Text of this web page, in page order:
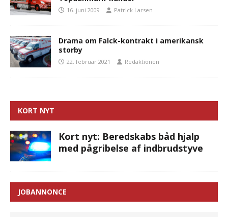
16. juni 2009 Patrick Larsen
Drama om Falck-kontrakt i amerikansk
storby
22. februar 2021 Redaktionen
KORT NYT
Kort nyt: Beredskabs båd hjalp
med pågribelse af indbrudstyve
JOBANNONCE